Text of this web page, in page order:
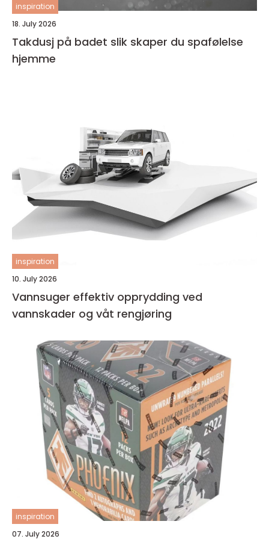
inspiration
18. July 2026
Takdusj på badet slik skaper du spafølelse
hjemme
inspiration
10. July 2026
Vannsuger effektiv opprydding ved
vannskader og våt rengjøring
inspiration
07. July 2026